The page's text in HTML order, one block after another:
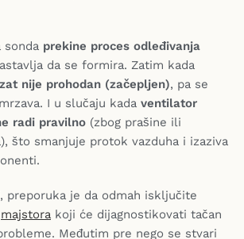
sonda prekine proces odleđivanja
da se formira. Zatim kada
nije prohodan (začepljen), pa se
I u slučaju kada ventilator
radi pravilno (zbog prašine ili
što smanjuje protok vazduha i izaziva
preporuka je da odmah isključite
majstora koji će dijagnostikovati tačan
Međutim pre nego se stvari